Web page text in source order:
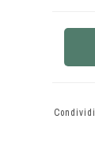
Condividi